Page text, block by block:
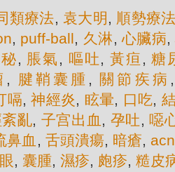
類療法, 袁大明 , 順勢療
, puff-ball, 久淋,心臟病,
, 脹氣 , 嘔吐,黃疸 ,糖
, 腱鞘囊腫 , 關節疾病
嗝,神經炎, 眩暈, 口吃,
紊亂, 子宫出血 , 孕吐, 噁
鼻血 , 舌頭潰瘍, 暗瘡,
, 囊腫, 濕疹, 皰疹,糙皮